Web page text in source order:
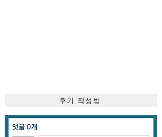
후기 작성법